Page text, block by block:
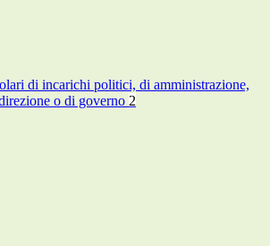
di incarichi politici, di amministrazione,
o di governo 2